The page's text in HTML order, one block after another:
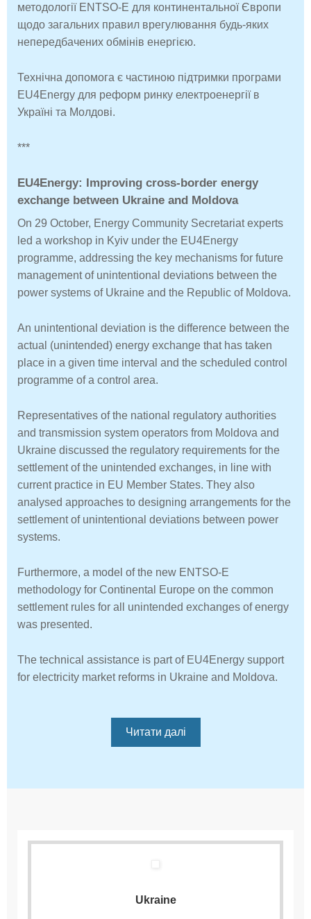
методології ENTSO-E для континентальної Європи
щодо загальних правил врегулювання будь-яких
непередбачених обмінів енергією.
Технічна допомога є частиною підтримки програми
EU4Energy для реформ ринку електроенергії в
Україні та Молдові.
***
EU4Energy: Improving cross-border energy
exchange between Ukraine and Moldova
On 29 October, Energy Community Secretariat experts
led a workshop in Kyiv under the EU4Energy
programme, addressing the key mechanisms for future
management of unintentional deviations between the
power systems of Ukraine and the Republic of Moldova.
An unintentional deviation is the difference between the
actual (unintended) energy exchange that has taken
place in a given time interval and the scheduled control
programme of a control area.
Representatives of the national regulatory authorities
and transmission system operators from Moldova and
Ukraine discussed the regulatory requirements for the
settlement of the unintended exchanges, in line with
current practice in EU Member States. They also
analysed approaches to designing arrangements for the
settlement of unintentional deviations between power
systems.
Furthermore, a model of the new ENTSO-E
methodology for Continental Europe on the common
settlement rules for all unintended exchanges of energy
was presented.
The technical assistance is part of EU4Energy support
for electricity market reforms in Ukraine and Moldova.
Читати далі
Ukraine